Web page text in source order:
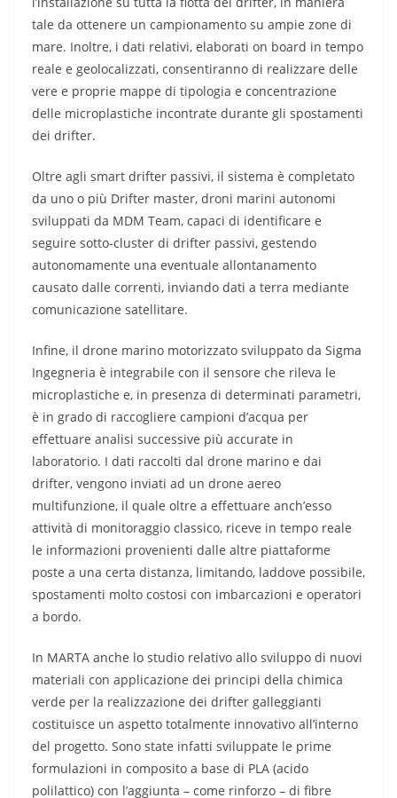
tale da ottenere un campionamento su ampie zone di
mare. Inoltre, i dati relativi, elaborati on board in tempo
reale e geolocalizzati, consentiranno di realizzare delle
vere e proprie mappe di tipologia e concentrazione
delle microplastiche incontrate durante gli spostamenti
dei drifter.
Oltre agli smart drifter passivi, il sistema è completato
da uno o più Drifter master, droni marini autonomi
sviluppati da MDM Team, capaci di identificare e
seguire sotto-cluster di drifter passivi, gestendo
autonomamente una eventuale allontanamento
causato dalle correnti, inviando dati a terra mediante
comunicazione satellitare.
Infine, il drone marino motorizzato sviluppato da Sigma
Ingegneria è integrabile con il sensore che rileva le
microplastiche e, in presenza di determinati parametri,
è in grado di raccogliere campioni d’acqua per
effettuare analisi successive più accurate in
laboratorio. I dati raccolti dal drone marino e dai
drifter, vengono inviati ad un drone aereo
multifunzione, il quale oltre a effettuare anch’esso
attività di monitoraggio classico, riceve in tempo reale
le informazioni provenienti dalle altre piattaforme
poste a una certa distanza, limitando, laddove possibile,
spostamenti molto costosi con imbarcazioni e operatori
a bordo.
In MARTA anche lo studio relativo allo sviluppo di nuovi
materiali con applicazione dei principi della chimica
verde per la realizzazione dei drifter galleggianti
costituisce un aspetto totalmente innovativo all’interno
del progetto. Sono state infatti sviluppate le prime
formulazioni in composito a base di PLA (acido
polilattico) con l’aggiunta – come rinforzo – di fibre